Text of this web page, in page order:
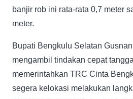
banjir rob ini rata-rata 0,7 meter
meter.
Bupati Bengkulu Selatan
mengambil tindakan cepat
memerintahkan TRC Cinta
segera kelokasi melakukan